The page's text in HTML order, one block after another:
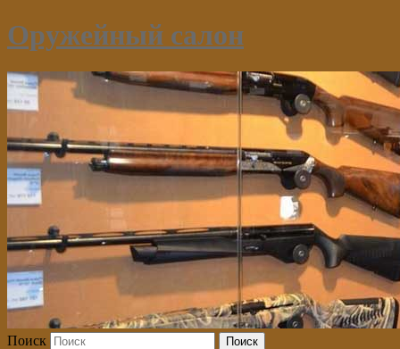
Оружейный салон
Поиск